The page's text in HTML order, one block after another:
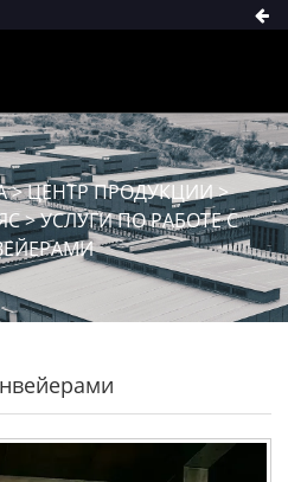
>ЦЕНТР ПРОДУКЦИИ>
>УСЛУГИ ПО РАБОТЕ С